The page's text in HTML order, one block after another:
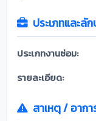
ประเภทและลั
ประเภทงานซ่อม:
รายละเอียด:
สาเหตุ / อาก